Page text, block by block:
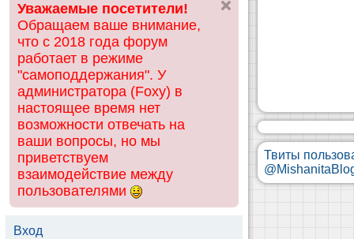
ск
Уважаемые посетители!
Обращаем ваше внимание,
что с 2018 года форум
работает в режиме
"самоподдержания". У
администратора (Foxy) в
настоящее время нет
возможности отвечать на
ваши вопросы, но мы
приветствуем
взаимодействие между
пользователями
Вход
Твиты